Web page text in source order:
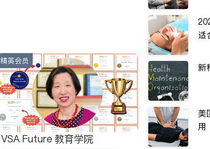
精英会员
VSA Future 教育学院
适
新
美
用